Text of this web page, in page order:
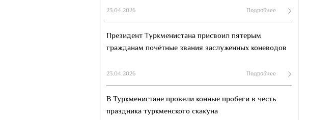
23.04.2026 Подробнее
Президент Туркменистана присвоил пятерым
гражданам почётные звания заслуженных коневодов
23.04.2026 Подробнее
В Туркменистане провели конные пробеги в честь
праздника туркменского скакуна